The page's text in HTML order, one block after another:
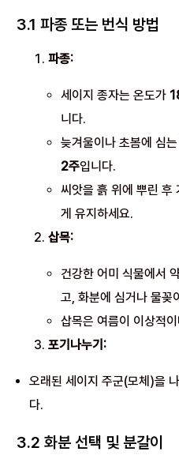
3.1 파종 또는 번식 방법
파종:
세이지 종자는 온도가
니다.
늦겨울이나 초봄에 심
2주입니다.
씨앗을 흙 위에 뿌린 후
게 유지하세요.
삽목:
건강한 어미 식물에서
고, 화분에 심거나 물꽂
삽목은 여름이 이상적
포기나누기:
오래된 세이지 주군(모체)을
다.
3.2 화분 선택 및 분갈이